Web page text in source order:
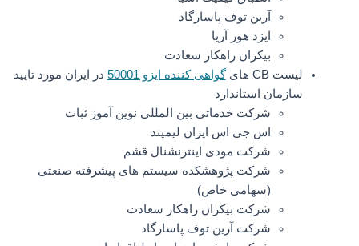
آرین توف پاسارگاد
ایزد هور آریا
بیکران راهکار سعادت
لیست CB های
گواهی کننده ایزو 50001
در ایران مورد تایید
سازمان استاندارد
شرکت خدماتی بین المللی نوین آموز ثبات
اس جی اس ایران لیمیتد
شرکت مودی اینترنشنال قشم
شرکت پژوهشکده سیستم های پیشرفته صنعتی
(سهامی خاص)
شرکت بیکران راهکار سعادت
شرکت آرین توف پاسارگاد